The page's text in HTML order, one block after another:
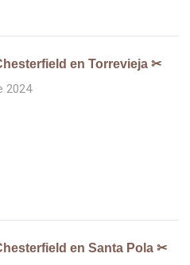
en Torrevieja ✂
2024
en Santa Pola ✂